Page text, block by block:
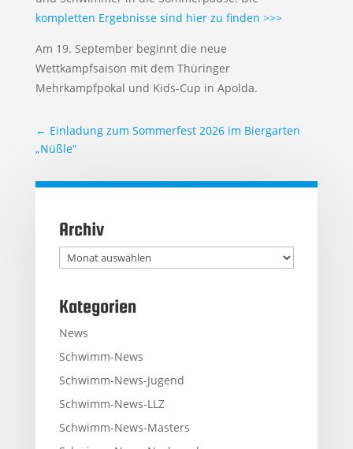
kompletten Ergebnisse sind hier zu finden >>>
Am 19. September beginnt die neue
Wettkampfsaison mit dem Thüringer
Mehrkampfpokal und Kids-Cup in Apolda.
← Einladung zum Sommerfest 2026 im Biergarten
„Nüßle“
Archiv
Archiv
Kategorien
News
Schwimm-News
Schwimm-News-Jugend
Schwimm-News-LLZ
Schwimm-News-Masters